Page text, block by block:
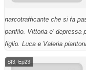
narcotrafficante che si fa
panfilo. Vittoria e' depressa
figlio. Luca e Valeria
St3, Ep23